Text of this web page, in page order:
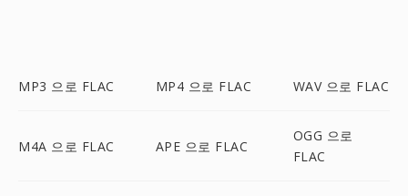
MP3 으로 FLAC MP4 으로 FLAC WAV 으로 FLAC
M4A 으로 FLAC APE 으로 FLAC
OGG 으로
FLAC